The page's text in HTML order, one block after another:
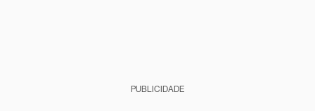
PUBLICIDADE